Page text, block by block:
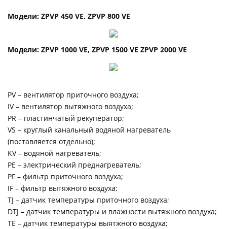
Модели: ZPVP 450 VE, ZPVP 800 VE
Модели: ZPVP 1000 VE, ZPVP 1500 VE ZPVP 2000 VE
PV – вентилятор приточного воздуха;
IV – вентилятор вытяжного воздуха;
PR – пластинчатый рекуператор;
VS – круглый канальный водяной нагреватель
(поставляется отдельно);
KV – водяной нагреватель;
PE – электрический преднагреватель;
PF – фильтр приточного воздуха;
IF – фильтр вытяжного воздуха;
TJ – датчик температуры приточного воздуха;
DTJ – датчик температуры и влажности вытяжного воздуха;
TE – датчик температуры выятжного воздуха;